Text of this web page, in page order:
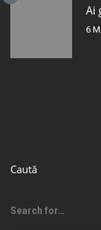
Ai
6
Caută